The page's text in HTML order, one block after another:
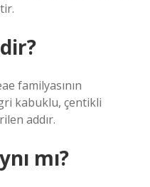
familyasının
kabuklu, çentikli
addır.
mı?